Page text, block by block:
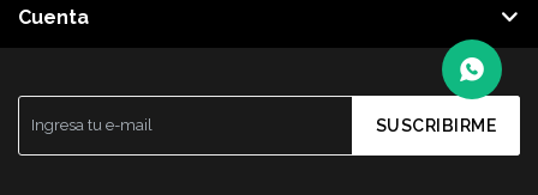
SUSCRIBIRME
Cuenta